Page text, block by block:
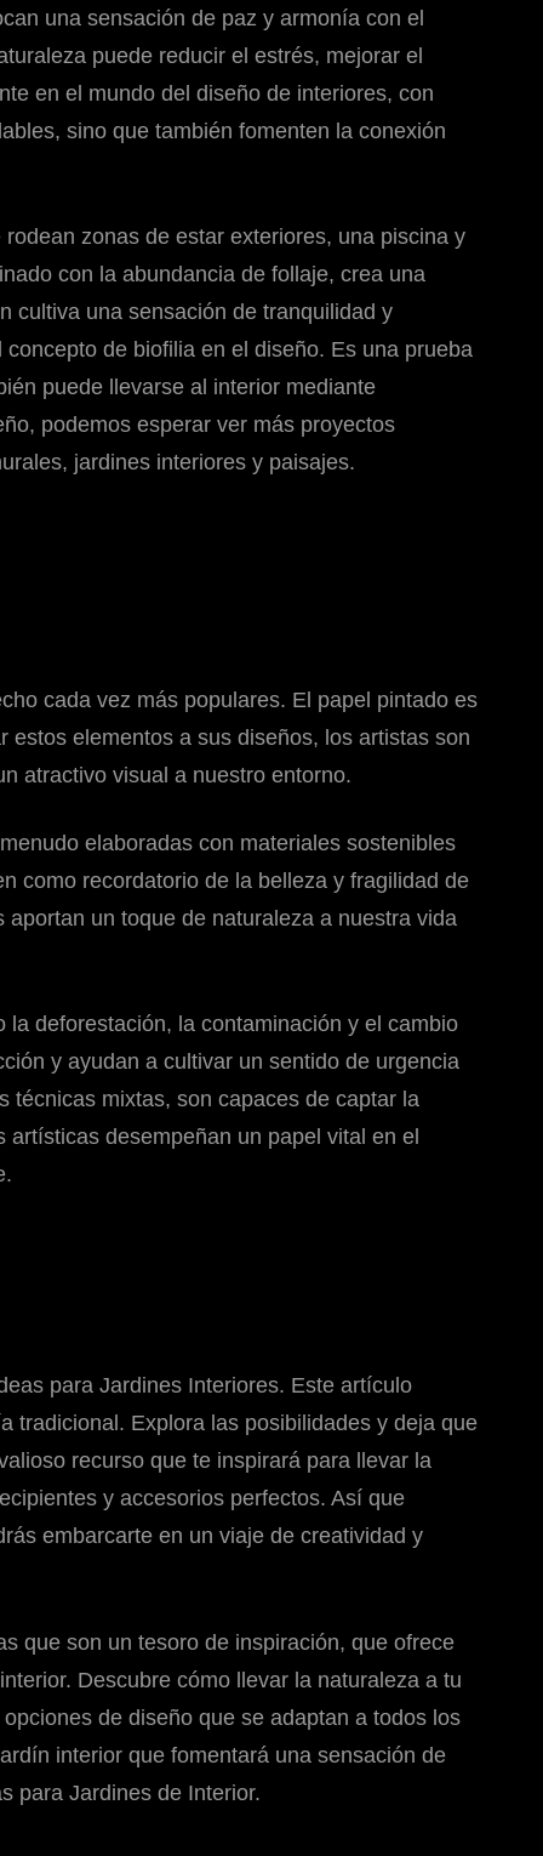
una sensación de paz y armonía con el
puede reducir el estrés, mejorar el
en el mundo del diseño de interiores, con
sino que también fomenten la conexión
zonas de estar exteriores, una piscina y
con la abundancia de follaje, crea una
cultiva una sensación de tranquilidad y
de biofilia en el diseño. Es una prueba
puede llevarse al interior mediante
podemos esperar ver más proyectos
jardines interiores y paisajes.
cada vez más populares. El papel pintado es
elementos a sus diseños, los artistas son
atractivo visual a nuestro entorno.
elaboradas con materiales sostenibles
como recordatorio de la belleza y fragilidad de
un toque de naturaleza a nuestra vida
deforestación, la contaminación y el cambio
y ayudan a cultivar un sentido de urgencia
técnicas mixtas, son capaces de captar la
desempeñan un papel vital en el
para Jardines Interiores. Este artículo
tradicional. Explora las posibilidades y deja que
recurso que te inspirará para llevar la
y accesorios perfectos. Así que
embarcarte en un viaje de creatividad y
que son un tesoro de inspiración, que ofrece
Descubre cómo llevar la naturaleza a tu
de diseño que se adaptan a todos los
interior que fomentará una sensación de
para Jardines de Interior.